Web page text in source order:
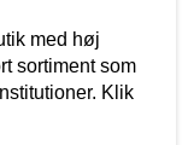
med høj
sortiment som
Klik